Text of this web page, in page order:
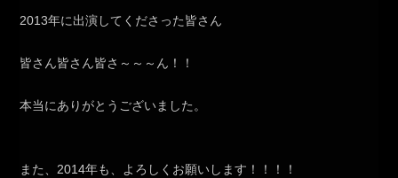
2013年に出演してくださった皆さん
皆さん皆さん皆さ～～～ん！！
本当にありがとうございました。
また、2014年も、よろしくお願いします！！！！